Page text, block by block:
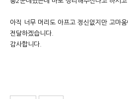
아직 너무 머리도 아프고 정신없지만 고마
전달하겠습니다.
감사합니다.